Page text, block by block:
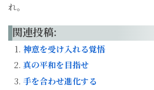
れ。
関連投稿:
神意を受け入れる覚悟
真の平和を目指せ
手を合わせ進化する